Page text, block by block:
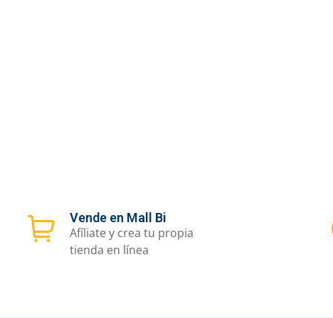
Vende en Mall Bi
Afíliate y crea tu propia
tienda en línea